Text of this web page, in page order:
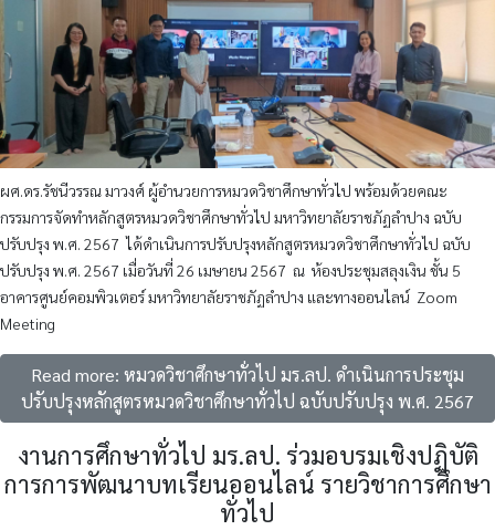
ผศ.ดร.รัชนีวรรณ มาวงศ์ ผู้อำนวยการหมวดวิชาศึกษาทั่วไป พร้อมด้วยคณะ
กรรมการจัดทำหลักสูตรหมวดวิชาศึกษาทั่วไป มหาวิทยาลัยราชภัฏลำปาง ฉบับ
ปรับปรุง พ.ศ. 2567 ได้ดำเนินการปรับปรุงหลักสูตรหมวดวิชาศึกษาทั่วไป ฉบับ
ปรับปรุง พ.ศ. 2567 เมื่อวันที่ 26 เมษายน 2567 ณ ห้องประชุมสลุงเงิน ชั้น 5
อาคารศูนย์คอมพิวเตอร์ มหาวิทยาลัยราชภัฏลำปาง และทางออนไลน์ Zoom
Meeting
Read more: หมวดวิชาศึกษาทั่วไป มร.ลป. ดำเนินการประชุม
ปรับปรุงหลักสูตรหมวดวิชาศึกษาทั่วไป ฉบับปรับปรุง พ.ศ. 2567
งานการศึกษาทั่วไป มร.ลป. ร่วมอบรมเชิงปฏิบัติ
การการพัฒนาบทเรียนออนไลน์ รายวิชาการศึกษา
ทั่วไป